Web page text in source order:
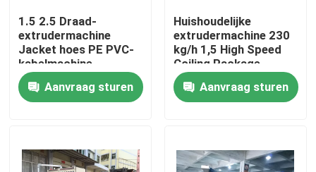
Thuis
Producten
1.5 2.5 Draad-
extrudermachine
Jacket hoes PE PVC-
kabelmachine
Aanvraag sturen
Huishoudelijke
extrudermachine 230
kg/h 1,5 High Speed
Coiling Package
Machinery
Aanvraag sturen